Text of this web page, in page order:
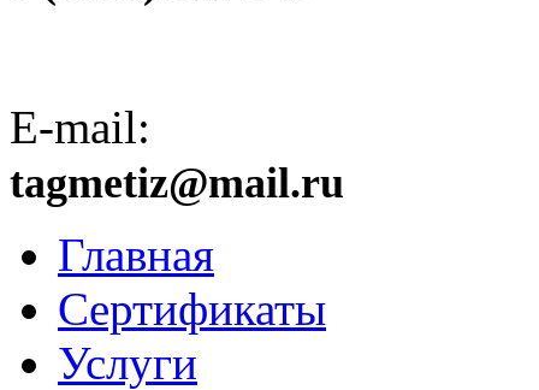
E-mail:
tagmetiz@mail.ru
Главная
Сертификаты
Услуги